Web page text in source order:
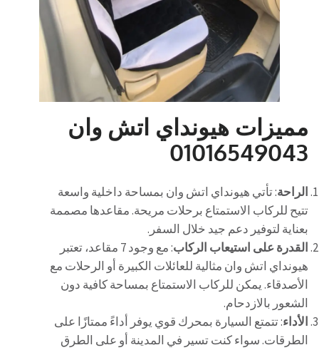
مميزات هيونداي اتش وان
01016549043
الراحة: تأتي هيونداي اتش وان بمساحة داخلية واسعة
تتيح للركاب الاستمتاع برحلات مريحة. مقاعدها مصممة
بعناية لتوفير دعم جيد خلال السفر.
القدرة على استيعاب الركاب
: مع وجود 7 مقاعد، تعتبر
هيونداي اتش وان مثالية للعائلات الكبيرة أو الرحلات مع
الأصدقاء. يمكن للركاب الاستمتاع بمساحة كافية دون
الشعور بالازدحام.
الأداء: تتمتع السيارة بمحرك قوي يوفر أداءً ممتازًا على
الطرقات. سواء كنت تسير في المدينة أو على الطرق